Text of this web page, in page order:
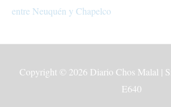
entre Neuquén y Chapelco
Copyright © 2026 Diario Chos Malal |
E640